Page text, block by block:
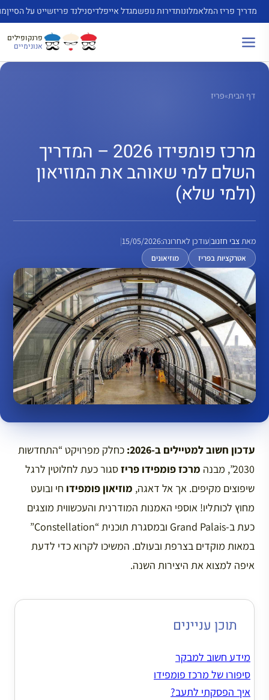
לדלג
לתוכן
מדריך פריז המלאמלונותדירות נופשמגדל אייפלדיסנילנד פריזשייט על הסיין
פרנקופילים
אנונימיים
דף הבית»פריז
מרכז פומפידו 2026 – המדריך
השלם למי שאוהב את המוזיאון
(ולמי שלא)
מאתצבי חזנוב|עודכן לאחרונה:15/05/2026
|
אטרקציות בפריז מוזיאונים
עדכון חשוב למטיילים ב-2026:
כחלק מפרויקט “התחדשות
2030”, מבנה
מרכז פומפידו פריזסגור כעת לחלוטין לרגל
שיפוצים מקיפים. אך אל דאגה, מוזיאון פומפידו חי ובועט
מחוץ לכותליו! אוספי האמנות המודרנית והעכשווית מוצגים
כעת ב-Grand Palais ובמסגרת תוכנית “Constellation”
במאות מוקדים בצרפת ובעולם. המשיכו לקרוא כדי לדעת
איפה למצוא את היצירות השנה.
תוכן עניינים
מידע חשוב למבקר
סיפורו של מרכז פומפידו
איך הפסקתי לתעב?